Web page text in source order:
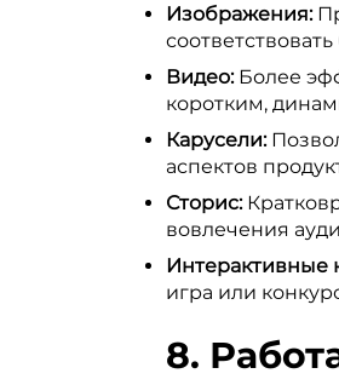
Изображения:
Видео:Более
коротким,
Карусели:
аспектов
Сторис:
вовлечения
Интерактивные
игра или
8.